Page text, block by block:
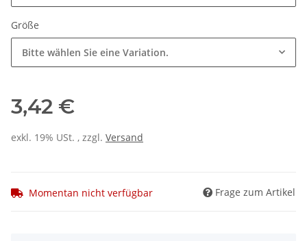
Größe
Bitte wählen Sie eine Variation.
3,42 €
exkl. 19% USt. , zzgl. Versand
Momentan nicht verfügbar Frage zum Artikel